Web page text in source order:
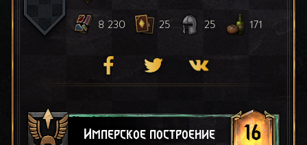
8 230 25 25 171
Имперское построение 16